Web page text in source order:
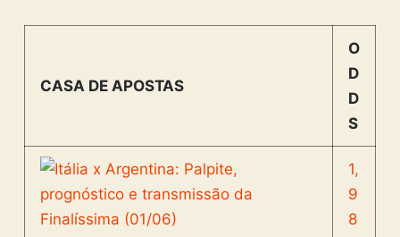
CASA DE APOSTAS
O
D
D
S
1,
9
8